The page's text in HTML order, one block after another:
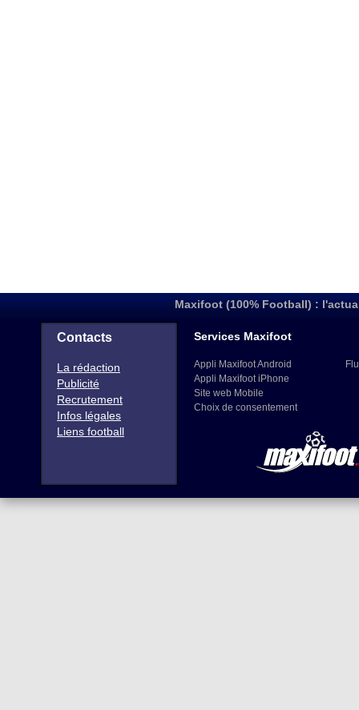
Maxifoot (100% Football) :
Contacts
La rédaction
Publicité
Recrutement
Infos légales
Liens football
Services Maxifoot
Appli Maxifoot Android
Appli Maxifoot iPhone
Site web Mobile
Choix de consentement